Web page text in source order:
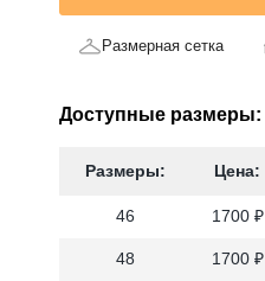
Размерная сетка
Доступные размеры:
Размеры: Цена:
46 1700 ₽
48 1700 ₽